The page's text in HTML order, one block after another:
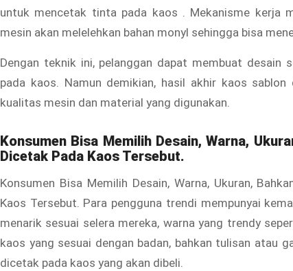
untuk mencetak tinta pada kaos . Mekanisme kerja
mesin akan melelehkan bahan monyl sehingga bisa
Dengan teknik ini, pelanggan dapat membuat desain
pada kaos. Namun demikian, hasil akhir kaos
kualitas mesin dan material yang digunakan.
Konsumen Bisa Memilih Desain, Warna,
Dicetak Pada Kaos Tersebut.
Konsumen Bisa Memilih Desain, Warna, Ukuran,
Kaos Tersebut. Para pengguna trendi mempunyai
menarik sesuai selera mereka, warna yang trendy
kaos yang sesuai dengan badan, bahkan tulisan atau
dicetak pada kaos yang akan dibeli.